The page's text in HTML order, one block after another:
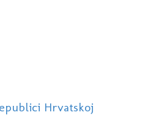
Hrvatskoj